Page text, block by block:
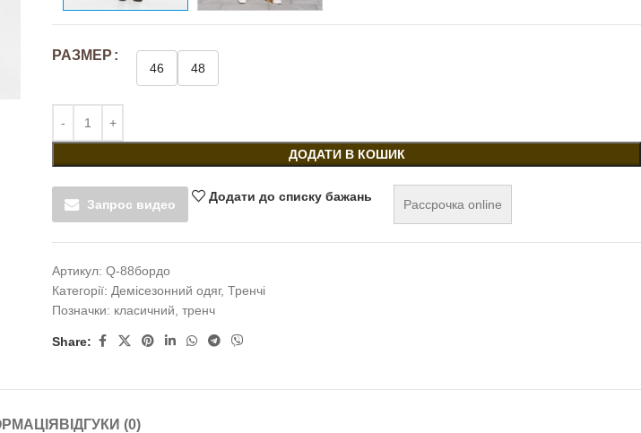
РАЗМЕР
46 48
ДОДАТИ В КОШИК
Запрос видео
Додати до списку бажань
Рассрочка online
Артикул: Q-88бордо
Категорії: Демісезонний одяг, Тренчі
Позначки: класичний тренч
Share:
ВІДГУКИ (0)